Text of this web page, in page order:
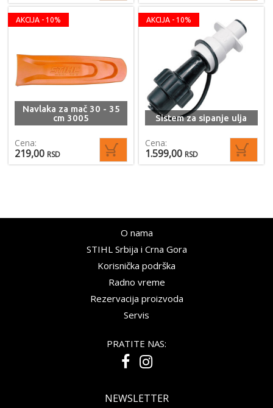
AKCIJA - 10%
Navlaka za mač 30 - 35
cm 3005
Cena:
219,00 RSD
AKCIJA - 10%
Sistem za sipanje ulja
Cena:
1.599,00 RSD
O nama
STIHL Srbija i Crna Gora
Korisnička podrška
Radno vreme
Rezervacija proizvoda
Servis
PRATITE NAS:
NEWSLETTER